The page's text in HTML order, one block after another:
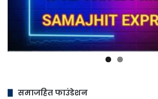
समाजहित फाउंडेशन